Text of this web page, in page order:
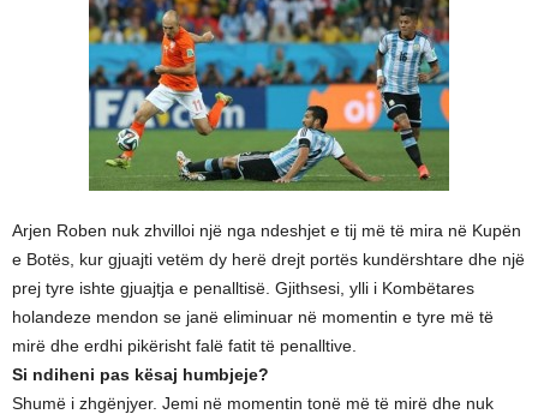
Arjen Roben nuk zhvilloi një nga ndeshjet e tij më të mira në Kupën
e Botës, kur gjuajti vetëm dy herë drejt portës kundërshtare dhe një
prej tyre ishte gjuajtja e penalltisë. Gjithsesi, ylli i Kombëtares
holandeze mendon se janë eliminuar në momentin e tyre më të
mirë dhe erdhi pikërisht falë fatit të penalltive.
Si ndiheni pas kësaj humbjeje?
Shumë i zhgënjyer. Jemi në momentin tonë më të mirë dhe nuk